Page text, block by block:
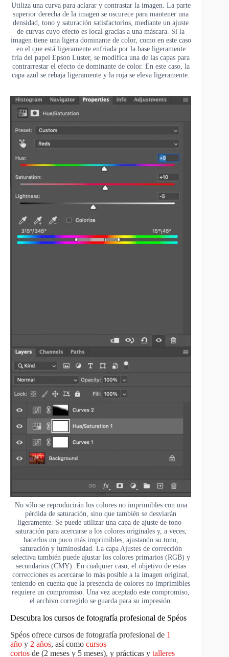
Utiliza una curva para aclarar y contrastar la imagen. La parte
superior derecha de la imagen se oscurece para mantener una
densidad, tono y saturación satisfactorios, mediante un ajuste
de curvas cuyo efecto es local gracias a una máscara. Si la
imagen tiene una ligera dominante de color, como en este caso
en el que está ligeramente enfriada por la base ligeramente
fría del papel Epson Luster, se modifica una de las capas para
contrarrestar el efecto de dominante de color. En este caso, la
capa azul se rebaja ligeramente y la roja se eleva ligeramente.
No sólo se reproducirán los colores no imprimibles con una
pérdida de saturación, sino que también se desviarán
ligeramente. Se puede utilizar una capa de ajuste de tono-
saturación para acercarse a los colores originales y, a veces,
hacerlos un poco más imprimibles, ajustando su tono,
saturación y luminosidad. La capa Ajustes de corrección
selectiva también puede ajustar los colores primarios (RGB) y
secundarios (CMY). En cualquier caso, el objetivo de estas
correcciones es acercarse lo más posible a la imagen original,
teniendo en cuenta que la presencia de colores no imprimibles
requiere un compromiso. Una vez aceptado este compromiso,
el archivo corregido se guarda para su impresión.
Descubra los cursos de fotografía profesional de Spéos
Spéos ofrece cursos de fotografía profesional de 1
año y 2 años, así como cursos
cortos de (2 meses y 5 meses), y prácticas y talleres